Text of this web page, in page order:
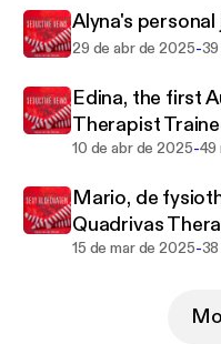
Alyna's
29 de abr de 2025-
Edina, the first
Therapist
10 de abr de 2025-49
Mario, de
Quadrivas
15 de mar de 2025-